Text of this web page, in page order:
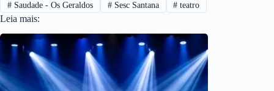
#Saudade - Os Geraldos #Sesc Santana # teatro
Leia mais: